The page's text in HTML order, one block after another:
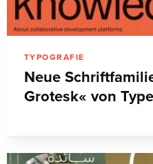
TYPOGRAFIE
Neue
Grotesk« von